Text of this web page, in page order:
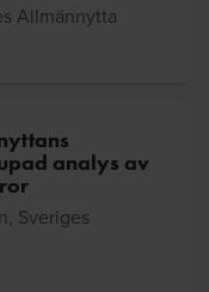
Allmännytta
analys av
Sveriges